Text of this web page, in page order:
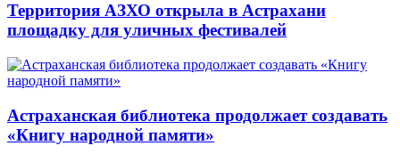
Территория АЗХО открыла в Астрахани
площадку для уличных фестивалей
Астраханская библиотека продолжает создавать
«Книгу народной памяти»